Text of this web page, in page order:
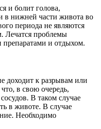
и болит голова,
в нижней части живота во
периода не являются
Лечатся проблемы
и отдыхом.
доходит к разрывам или
в свою очередь,
В таком случае
в животе. В случае
Необходимо